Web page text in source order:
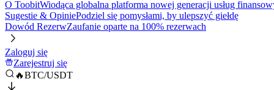
O ToobitWiodąca globalna platforma nowej generacji usług
Sugestie & OpiniePodziel się pomysłami, by ulepszyć giełdę
Dowód RezerwZaufanie oparte na 100% rezerwach
Zaloguj się
Zarejestruj się
🔥BTC/USDT